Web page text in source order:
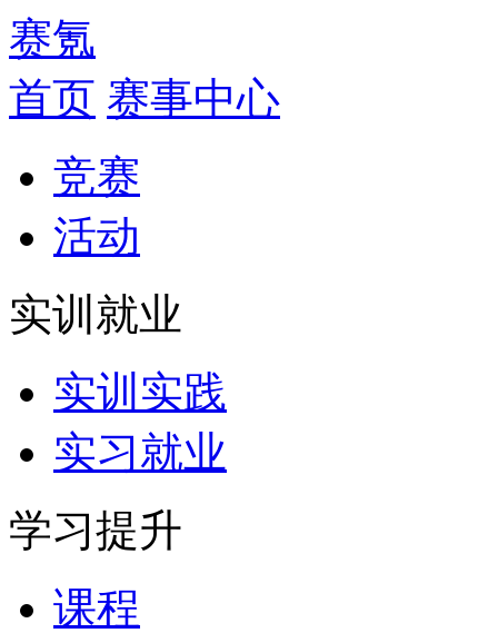
赛氪
首页 赛事中心
竞赛
活动
实训就业
实训实践
实习就业
学习提升
课程